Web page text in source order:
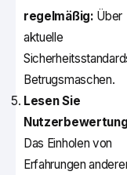
regelmäßig: Über
aktuelle
Betrugsmaschen.
Lesen Sie
Das Einholen von
Erfahrungen